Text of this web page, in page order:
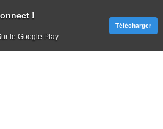
!
le Google Play
Télécharger